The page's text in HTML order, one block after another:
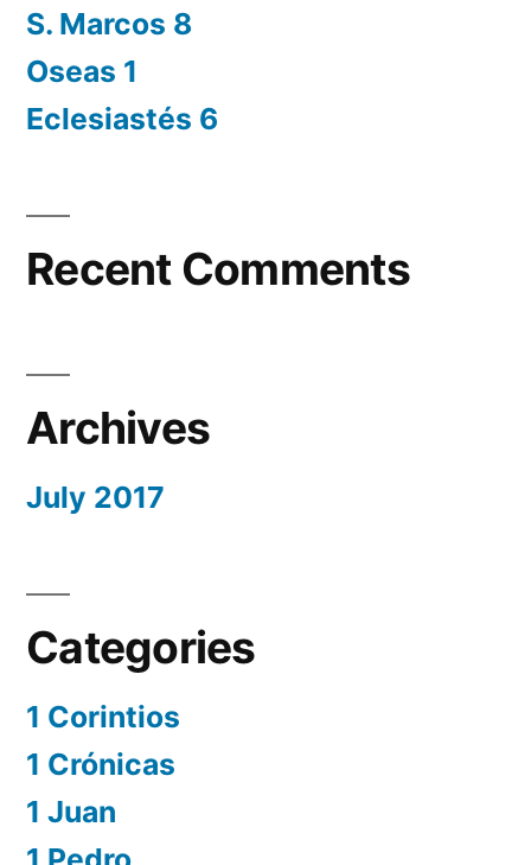
S. Marcos 8
Oseas 1
Eclesiastés 6
Recent Comments
Archives
July 2017
Categories
1 Corintios
1 Crónicas
1 Juan